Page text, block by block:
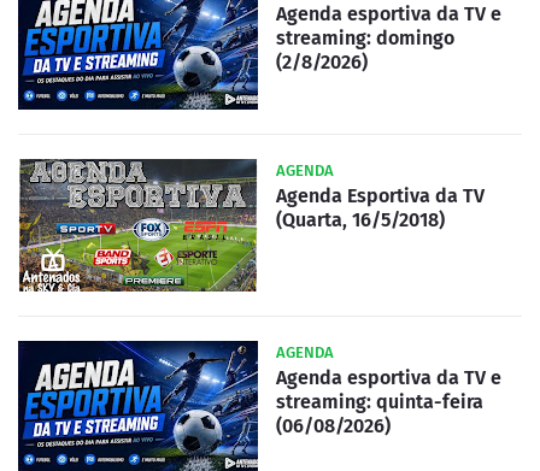
Agenda esportiva da TV e
streaming: domingo
(2/8/2026)
AGENDA
Agenda Esportiva da TV
(Quarta, 16/5/2018)
AGENDA
Agenda esportiva da TV e
streaming: quinta-feira
(06/08/2026)